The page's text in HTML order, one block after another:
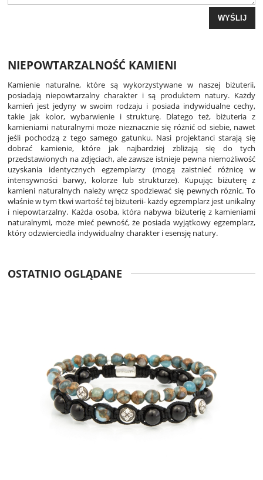
WYŚLIJ
NIEPOWTARZALNOŚĆ KAMIENI
Kamienie naturalne, które są wykorzystywane w naszej biżuterii,
posiadają niepowtarzalny charakter i są produktem natury. Każdy
kamień jest jedyny w swoim rodzaju i posiada indywidualne cechy,
takie jak kolor, wybarwienie i strukturę. Dlatego też, biżuteria z
kamieniami naturalnymi może nieznacznie się różnić od siebie, nawet
jeśli pochodzą z tego samego gatunku. Nasi projektanci starają się
dobrać kamienie, które jak najbardziej zbliżają się do tych
przedstawionych na zdjęciach, ale zawsze istnieje pewna niemożliwość
uzyskania identycznych egzemplarzy (mogą zaistnieć różnicę w
intensywności barwy, kolorze lub strukturze). Kupując biżuterę z
kamieni naturalnych należy wręcz spodziewać się pewnych róznic. To
właśnie w tym tkwi wartość tej biżuterii- każdy egzemplarz jest unikalny
i niepowtarzalny. Każda osoba, która nabywa biżuterię z kamieniami
naturalnymi, może mieć pewność, że posiada wyjątkowy egzemplarz,
który odzwierciedla indywidualny charakter i esensję natury.
OSTATNIO OGLĄDANE